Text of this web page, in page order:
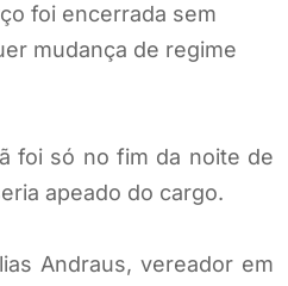
foi encerrada sem
mudança de regime
foi só no fim da noite de
apeado do cargo.
Andraus, vereador em